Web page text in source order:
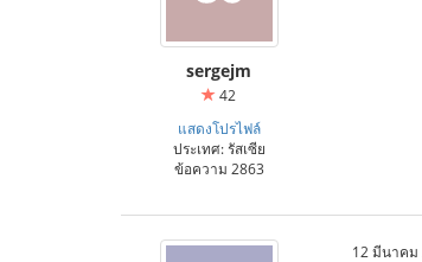
sergejm
42
แสดงโปรไฟล์
ประเทศ: รัสเซีย
ข้อความ 2863
12 มีนาคม